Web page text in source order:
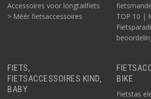
Accessoires voor longtailfiets
> Méér fietsaccessoires
TOP 10 |
FIETS,
FIETSACCESSOIRES KIND,
BABY
BIKE
Fietstas